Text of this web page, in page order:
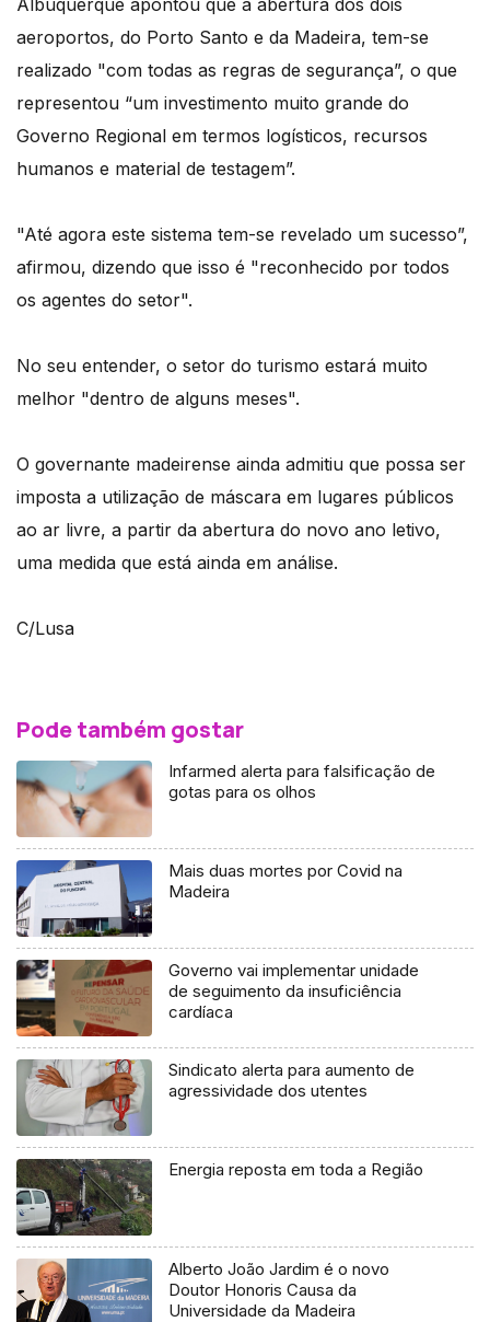
Albuquerque apontou que a abertura dos dois
aeroportos, do Porto Santo e da Madeira, tem-se
realizado "com todas as regras de segurança”, o que
representou “um investimento muito grande do
Governo Regional em termos logísticos, recursos
humanos e material de testagem”.
"Até agora este sistema tem-se revelado um sucesso”,
afirmou, dizendo que isso é "reconhecido por todos
os agentes do setor".
No seu entender, o setor do turismo estará muito
melhor "dentro de alguns meses".
O governante madeirense ainda admitiu que possa ser
imposta a utilização de máscara em lugares públicos
ao ar livre, a partir da abertura do novo ano letivo,
uma medida que está ainda em análise.
C/Lusa
Pode também gostar
Infarmed alerta para falsificação de
gotas para os olhos
Mais duas mortes por Covid na
Madeira
Governo vai implementar unidade
de seguimento da insuficiência
cardíaca
Sindicato alerta para aumento de
agressividade dos utentes
Energia reposta em toda a Região
Alberto João Jardim é o novo
Doutor Honoris Causa da
Universidade da Madeira